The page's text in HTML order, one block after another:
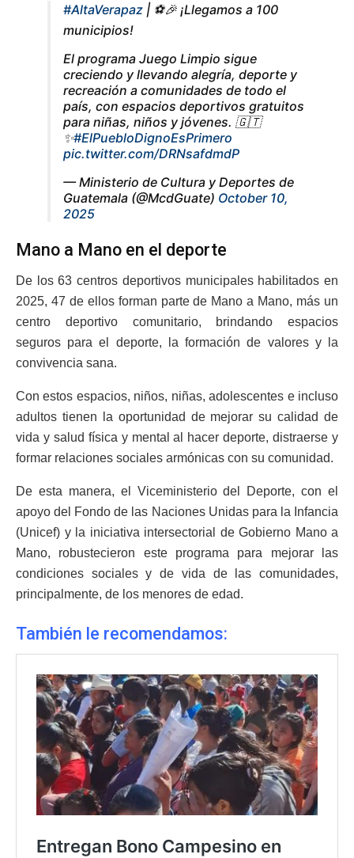
#AltaVerapaz | ⚽🎉 ¡Llegamos a 100
municipios!
El programa Juego Limpio sigue
creciendo y llevando alegría, deporte y
recreación a comunidades de todo el
país, con espacios deportivos gratuitos
para niñas, niños y jóvenes. 🇬🇹
✨#ElPuebloDignoEsPrimero
pic.twitter.com/DRNsafdmdP
— Ministerio de Cultura y Deportes de
Guatemala (@McdGuate) October 10,
2025
Mano a Mano en el deporte
De los 63 centros deportivos municipales habilitados en
2025, 47 de ellos forman parte de Mano a Mano, más un
centro deportivo comunitario, brindando espacios
seguros para el deporte, la formación de valores y la
convivencia sana.
Con estos espacios, niños, niñas, adolescentes e incluso
adultos tienen la oportunidad de mejorar su calidad de
vida y salud física y mental al hacer deporte, distraerse y
formar relaciones sociales armónicas con su comunidad.
De esta manera, el Viceministerio del Deporte, con el
apoyo del Fondo de las Naciones Unidas para la Infancia
(Unicef) y la iniciativa intersectorial de Gobierno Mano a
Mano, robustecieron este programa para mejorar las
condiciones sociales y de vida de las comunidades,
principalmente, de los menores de edad.
También le recomendamos: